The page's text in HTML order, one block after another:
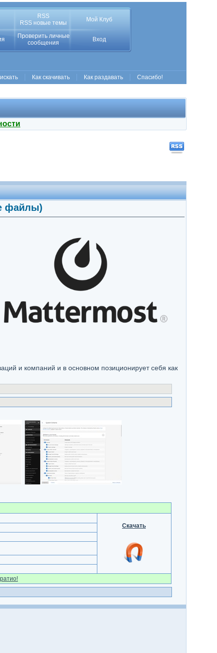
RSS
RSS новые темы
Мой Клуб
Проверить личные
сообщения
Вход
Как скачивать Как раздавать Спасибо!
файлы)
и компаний и в основном позиционирует себя как
Скачать